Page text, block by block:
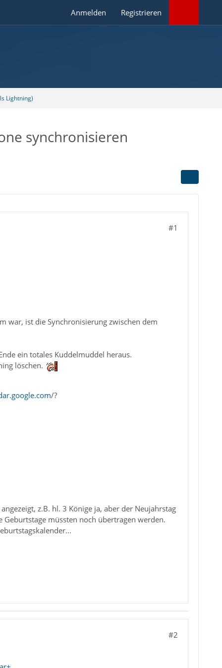
Anmelden Registrieren
Lightning)
synchronisieren
#1
war, ist die Synchronisierung zwischen dem
ein totales Kuddelmuddel heraus.
löschen.
/?
z.B. hl. 3 Könige ja, aber der Neujahrstag
müssten noch übertragen werden.
#2